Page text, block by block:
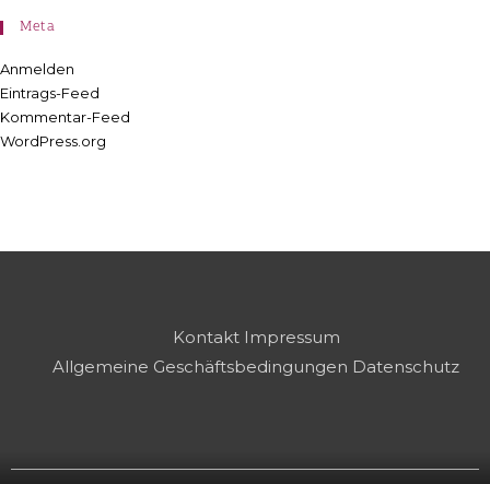
Meta
Anmelden
Eintrags-Feed
Kommentar-Feed
WordPress.org
Kontakt Impressum
Allgemeine Geschäftsbedingungen Datenschutz